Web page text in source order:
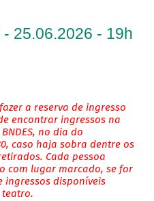
25.06.2026 - 19h
a reserva de ingresso
encontrar ingressos na
no dia do
caso haja sobra dentre os
Cada pessoa
com lugar marcado, se for
ingressos disponíveis